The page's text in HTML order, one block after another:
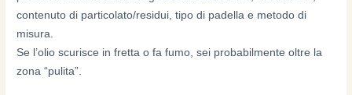
contenuto di particolato/residui, tipo di padella e metodo di
misura.
Se l’olio scurisce in fretta o fa fumo, sei probabilmente oltre la
zona “pulita”.